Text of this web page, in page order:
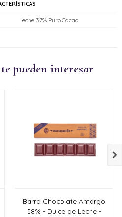
Leche 37% Puro Cacao
pueden interesar
Barra Chocolate Amargo
58% - Dulce de Leche -
